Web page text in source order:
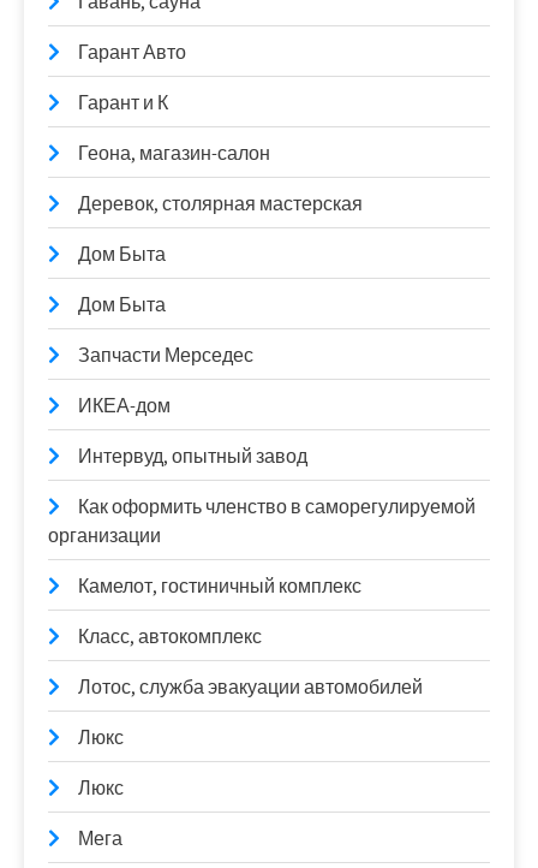
Гарант Авто
Гарант и К
Геона, магазин-салон
Деревок, столярная мастерская
Дом Быта
Дом Быта
Запчасти Мерседес
ИКЕА-дом
Интервуд, опытный завод
Как оформить членство в саморегулируемой
организации
Камелот, гостиничный комплекс
Класс, автокомплекс
Лотос, служба эвакуации автомобилей
Люкс
Люкс
Мега